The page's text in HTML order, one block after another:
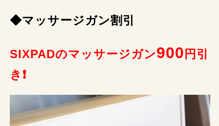
◆マッサージガン割引
SIXPADのマッサージガン900 円引
き❗